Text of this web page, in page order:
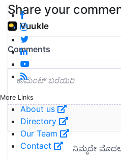
More Links
About us
Directory
Our Team
Contact
Share your